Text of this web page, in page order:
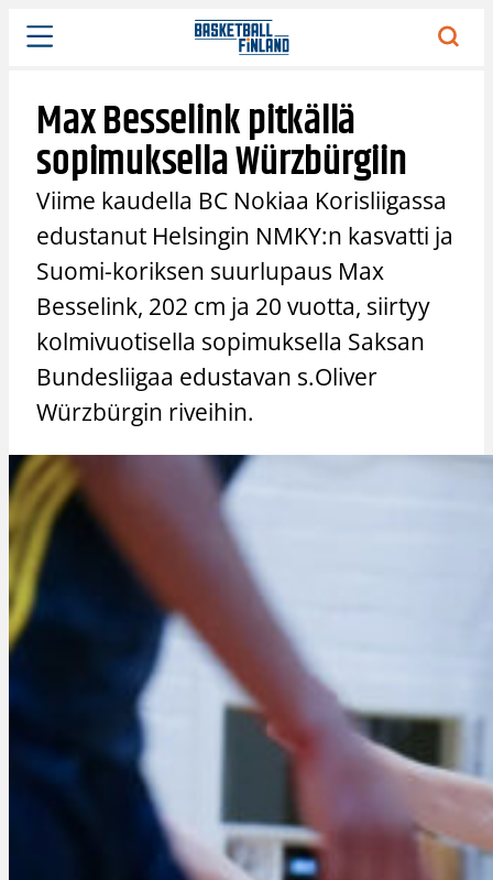
Siirry
sisältöön
Max Besselink pitkällä
sopimuksella Würzbürgiin
Viime kaudella BC Nokiaa Korisliigassa
edustanut Helsingin NMKY:n kasvatti ja
Suomi-koriksen suurlupaus Max
Besselink, 202 cm ja 20 vuotta, siirtyy
kolmivuotisella sopimuksella Saksan
Bundesliigaa edustavan s.Oliver
Würzbürgin riveihin.